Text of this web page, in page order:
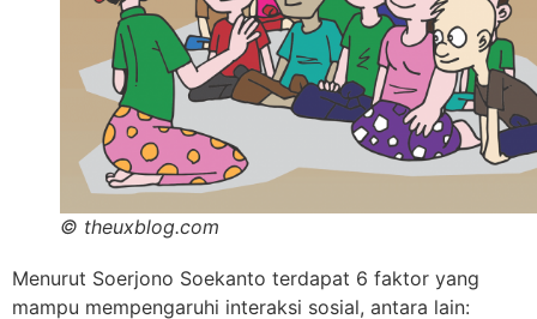
© theuxblog.com
Menurut Soerjono Soekanto terdapat 6 faktor yang
mampu mempengaruhi interaksi sosial, antara lain: